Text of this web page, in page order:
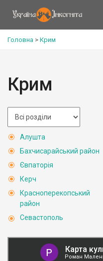
Головна > Крим
Крим
Алушта
Бахчисарайський район
Євпаторія
Керч
Красноперекопський
район
Севастополь